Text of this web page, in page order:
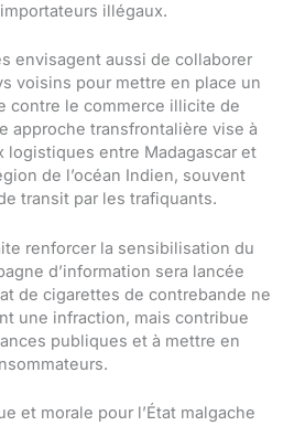
illégaux.
envisagent aussi de collaborer
voisins pour mettre en place un
contre le commerce illicite de
approche transfrontalière vise à
logistiques entre Madagascar et
de l’océan Indien, souvent
transit par les trafiquants.
renforcer la sensibilisation du
d’information sera lancée
de cigarettes de contrebande ne
une infraction, mais contribue
publiques et à mettre en
et morale pour l’État malgache